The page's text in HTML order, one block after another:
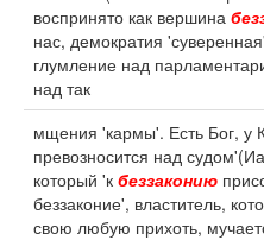
воспринято как вершина
нас, демократия
глумление над
над так
мщения 'кармы'. Есть Бог, у
превозносится над
который 'к беззаконию
беззаконие', властитель,
свою любую прихоть,